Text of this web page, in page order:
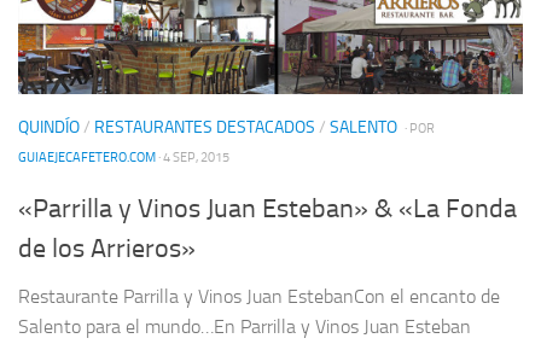
QUINDÍO/ RESTAURANTES DESTACADOS / SALENTO · POR
GUIAEJECAFETERO.COM · 4 SEP, 2015
«Parrilla y Vinos Juan Esteban» & «La Fonda
de los Arrieros»
Restaurante Parrilla y Vinos Juan EstebanCon el encanto de
Salento para el mundo…En Parrilla y Vinos Juan Esteban